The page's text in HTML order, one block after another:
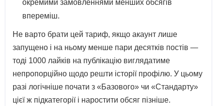
окремими замовленнями менших обсягів
впереміш.
Не варто брати цей тариф, якщо акаунт лише
запущено і на ньому менше пари десятків постів —
тоді 1000 лайків на публікацію виглядатиме
непропорційно щодо решти історії профілю. У цьому
разі логічніше почати з «Базового» чи «Стандарту»
цієї ж підкатегорії і наростити обсяг пізніше.